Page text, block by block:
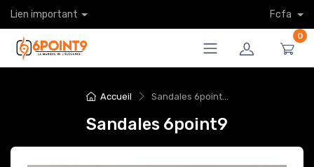
Lien important Fcfa
0
Accueil Sandales 6point...
Sandales 6point9